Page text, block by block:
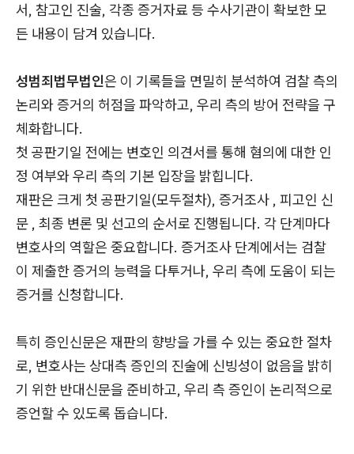
서, 참고인 진술, 각종 증거자료 등 수사기관이 확보한 모
든 내용이 담겨 있습니다.
성범죄법무법인은 이 기록들을 면밀히 분석하여 검찰 측의
논리와 증거의 허점을 파악하고, 우리 측의 방어 전략을 구
체화합니다.
첫 공판기일 전에는 변호인 의견서를 통해 혐의에 대한 인
정 여부와 우리 측의 기본 입장을 밝힙니다.
재판은 크게 첫 공판기일(모두절차), 증거조사 , 피고인 신
문 , 최종 변론 및 선고의 순서로 진행됩니다. 각 단계마다
변호사의 역할은 중요합니다. 증거조사 단계에서는 검찰
이 제출한 증거의 능력을 다투거나, 우리 측에 도움이 되는
증거를 신청합니다.
특히 증인신문은 재판의 향방을 가를 수 있는 중요한 절차
로, 변호사는 상대측 증인의 진술에 신빙성이 없음을 밝히
기 위한 반대신문을 준비하고, 우리 측 증인이 논리적으로
증언할 수 있도록 돕습니다.